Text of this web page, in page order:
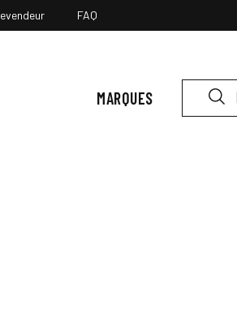
FAQ
MARQUES